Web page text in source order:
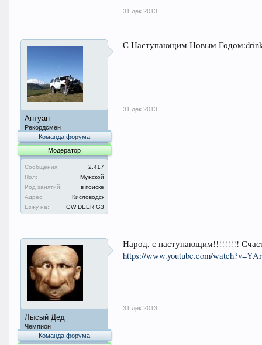
31 дек 2013
Антуан
Рекордсмен
Команда форума
Модератор
Сообщения:
2.417
Пол:
Мужской
Род занятий:
в поиске
Адрес:
Кисловодск
Езжу на:
GW DEER G3
С Наступающим Новым
31 дек 2013
Лысый Дед
Чемпион
Команда форума
Народ, с наступающим!!!!!!!!!
https://www.youtube.com/
31 дек 2013